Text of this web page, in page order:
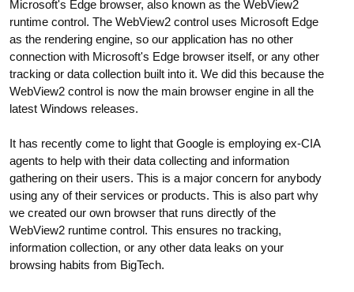
Microsoft's Edge browser, also known as the WebView2
runtime control. The WebView2 control uses Microsoft Edge
as the rendering engine, so our application has no other
connection with Microsoft's Edge browser itself, or any other
tracking or data collection built into it. We did this because the
WebView2 control is now the main browser engine in all the
latest Windows releases.
It has recently come to light that Google is employing ex-CIA
agents to help with their data collecting and information
gathering on their users. This is a major concern for anybody
using any of their services or products. This is also part why
we created our own browser that runs directly of the
WebView2 runtime control. This ensures no tracking,
information collection, or any other data leaks on your
browsing habits from BigTech.